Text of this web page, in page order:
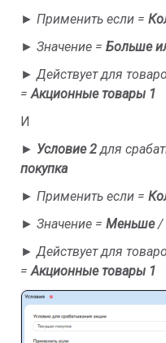
► Применить если =
► Значение = Больше
►Действует для
=Акционные товары 1
И
► Условие 2для
покупка
► Применить если =
► Значение = Меньше/
►Действует для
=Акционные товары 1